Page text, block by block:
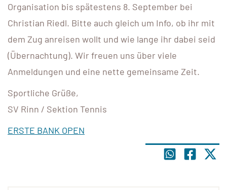
Organisation bis spätestens 8. September bei
Christian Riedl. Bitte auch gleich um Info, ob ihr mit
dem Zug anreisen wollt und wie lange ihr dabei seid
(Übernachtung). Wir freuen uns über viele
Anmeldungen und eine nette gemeinsame Zeit.
Sportliche Grüße,
SV Rinn / Sektion Tennis
ERSTE BANK OPEN